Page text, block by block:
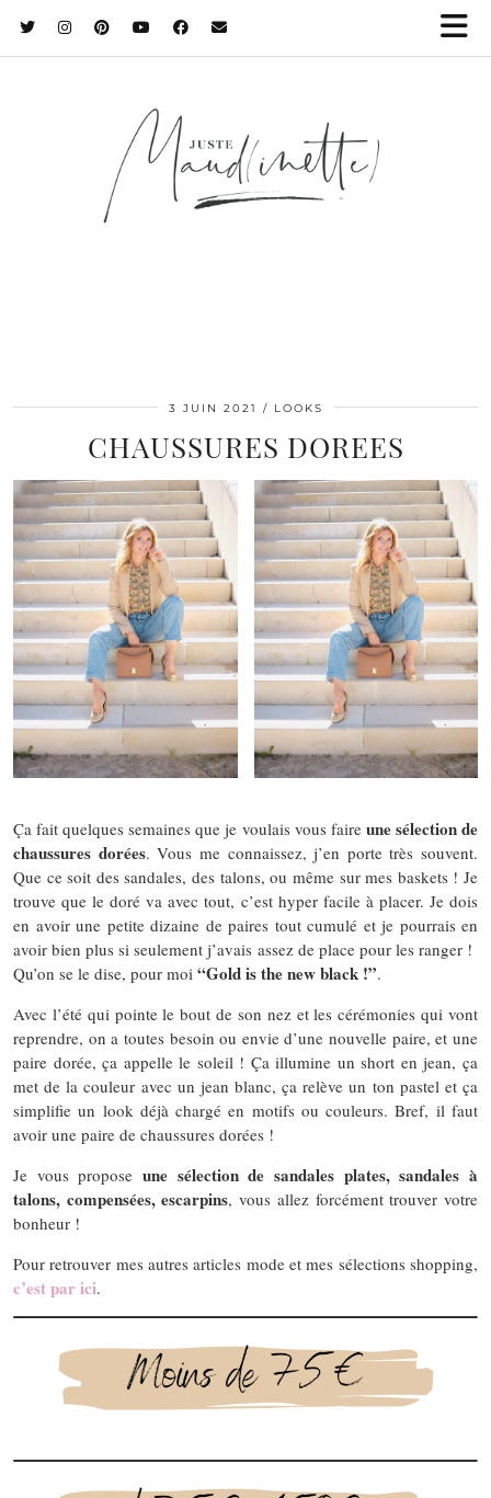
3 JUIN 2021 LOOKS
CHAUSSURES DOREES
Ça fait quelques semaines que je voulais vous faire une sélection de
chaussures dorées. Vous me connaissez, j’en porte très souvent.
Que ce soit des sandales, des talons, ou même sur mes baskets ! Je
trouve que le doré va avec tout, c’est hyper facile à placer. Je dois
en avoir une petite dizaine de paires tout cumulé et je pourrais en
avoir bien plus si seulement j’avais assez de place pour les ranger !
Qu’on se le dise, pour moi “Gold is the new black !”.
Avec l’été qui pointe le bout de son nez et les cérémonies qui vont
reprendre, on a toutes besoin ou envie d’une nouvelle paire, et une
paire dorée, ça appelle le soleil ! Ça illumine un short en jean, ça
met de la couleur avec un jean blanc, ça relève un ton pastel et ça
simplifie un look déjà chargé en motifs ou couleurs. Bref, il faut
avoir une paire de chaussures dorées !
Je vous propose une sélection de sandales plates, sandales à
talons, compensées, escarpins, vous allez forcément trouver votre
bonheur !
Pour retrouver mes autres articles mode et mes sélections shopping,
c’est par ici.